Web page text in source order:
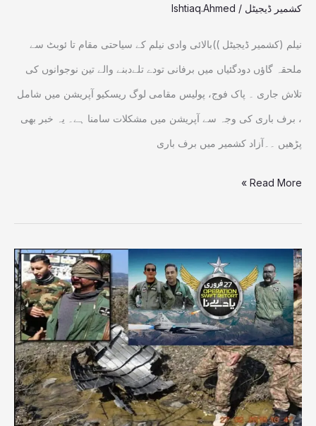
کشمیر ڈیجیٹل /
Ishtiaq.Ahmed
نیلم (کشمیر ڈیجیٹل ))بالائی وادی نیلم کے سیاحتی مقام تا ئوبٹ سے
ملحقہ گاؤں دودگئیاں میں برفانی تودے تلےدبنے والے تین نوجوانوں کی
تلاش جاری ۔ پاک فوج، پولیس مقامی لوگ ریسکیو آپریشن میں شامل
، برف باری کی وجہ سے آپریشن میں مشکلات سامنا ہے۔ یہ خبر بھی
پڑھیں ۔۔آزاد کشمیر میں برف باری
ریسکیو
آپریشن
متاثر
Read More »
آپریشن
سوئفٹ
ریٹارٹ
کے
6
سال
مکمل: